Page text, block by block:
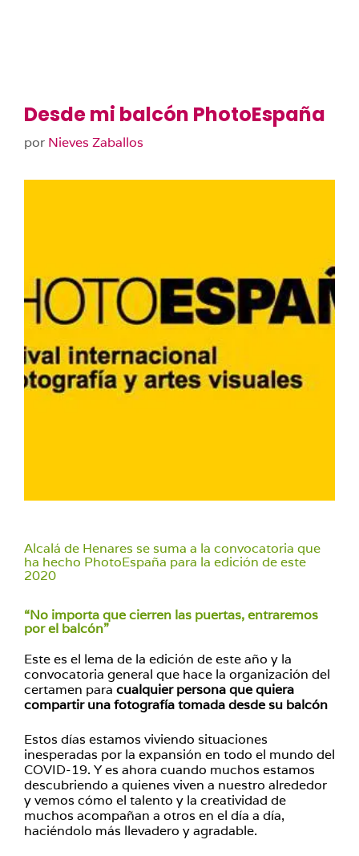
Desde mi balcón PhotoEspaña
por Nieves Zaballos
Alcalá de Henares se suma a la convocatoria que
ha hecho PhotoEspaña para la edición de este
2020
“No importa que cierren las puertas, entraremos
por el balcón”
Este es el lema de la edición de este año y la
convocatoria general que hace la organización del
certamen para cualquier persona que quiera
compartir una fotografía tomada desde su balcón
Estos días estamos viviendo situaciones
inesperadas por la expansión en todo el mundo del
COVID-19. Y es ahora cuando muchos estamos
descubriendo a quienes viven a nuestro alrededor
y vemos cómo el talento y la creatividad de
muchos acompañan a otros en el día a día,
haciéndolo más llevadero y agradable.